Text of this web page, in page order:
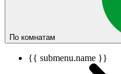
По комнатам
{{ submenu.name }}